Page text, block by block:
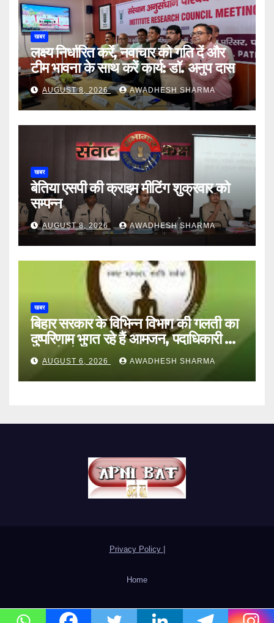
खबर
लक्ष्य निर्धारित करें, नवाचार को गति दें और
टीम भावना के साथ करें कार्य: डॉ. अनुप दास
AUGUST 8, 2026 AWADHESH SHARMA
खबर
बेतिया एसपी की क्राइम मीटिंग शुक्रवार को
सम्पन्न
AUGUST 8, 2026 AWADHESH SHARMA
खबर
बिहार सरकार के विभिन्न विभाग की गलती का
दुष्परिणाम भुगत रहे हैं आमजन, पदाधिकारी और
अन्य हैं मौन
AUGUST 6, 2026 AWADHESH SHARMA
Privacy Policy
Home